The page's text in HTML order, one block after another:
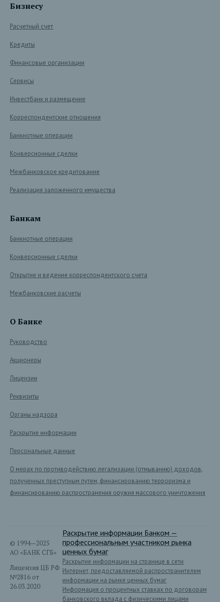
Бизнесу
Расчетный счет
Кредиты
Финансовые организации
Сервисы
Инвестбанк и размещение
Корреспондентские отношения
Банкнотные операции
Конверсионные сделки
Межбанковское кредитование
Реализация заложенного имущества
Банкам
Банкнотные операции
Конверсионные сделки
Открытие и ведение корреспондентского счета
Межбанковские расчеты
О Банке
Руководство
Акционеры
Лицензии
Реквизиты
Органы надзора
Раскрытие информации
Персональные данные
О мерах по противодействию легализации (отмыванию) доходов,
полученных преступным путем, финансированию терроризма и
финансированию распространения оружия массового уничтожения
© 1994—2025
АО «БАНК СГБ»
Лицензия ЦБ РФ
№2816 от
26.03.2020
Раскрытие информации Банком —
профессиональным участником рынка
ценных бумаг
Раскрытие информации на странице в сети
Интернет, предоставляемой распространителем
информации на рынке ценных бумаг
Информация о процентных ставках по договорам
банковского вклада с физическими лицами